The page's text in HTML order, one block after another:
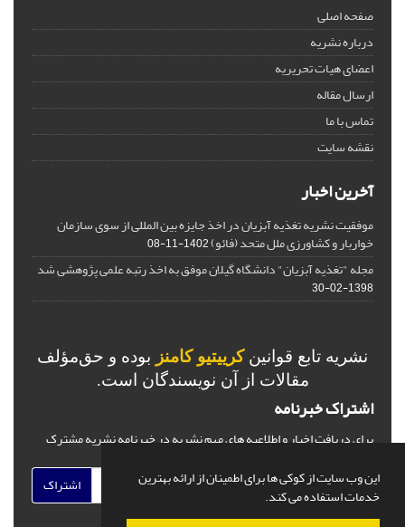
این وب سایت از کوکی ها برای اطمینان از ارائه بهترین
خدمات استفاده می کند.
صفحه اصلی
درباره نشریه
اعضای هیات تحریریه
ارسال مقاله
تماس با ما
نقشه سایت
آخرین اخبار
موفقیت نشریه تغذیه آبزیان در اخذ جایزه بین المللی از سوی سازمان
خواربار و کشاورزی ملل متحد (فائو)1402-11-08
مجله "تغذیه آبزیان" دانشگاه گیلان موفق به اخذ رتبه علمی پژوهشی شد
1398-02-30
نشریه تابع قوانینکرییتیو کامنز بوده و حق‌مؤلف
مقالات از آن نویسندگان است.
اشتراک خبرنامه
برای دریافت اخبار و اطلاعیه های مهم نشریه در خبرنامه نشریه مشترک
اشتراک